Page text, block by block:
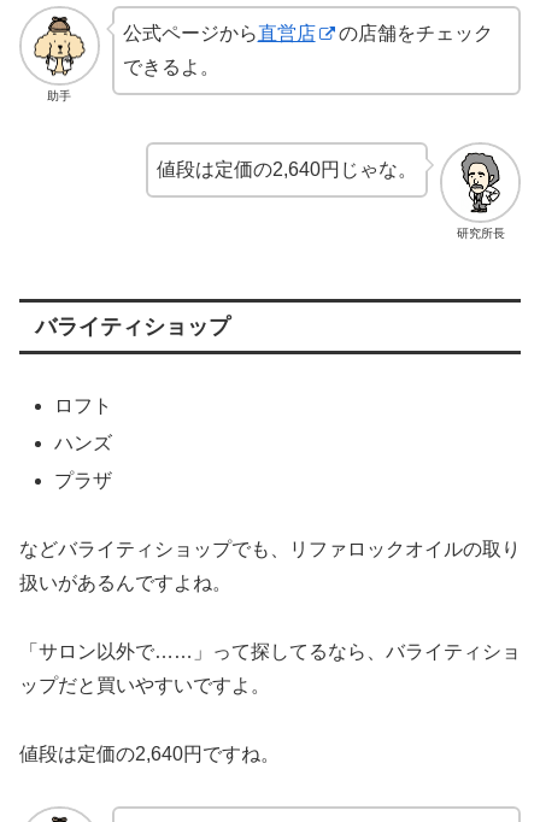
助手
公式ページから直営店
の店舗をチェック
できるよ。
研究所長
値段は定価の2,640円じゃな。
バライティショップ
ロフト
ハンズ
プラザ
などバライティショップでも、リファロックオイルの取り
扱いがあるんですよね。
「サロン以外で……」って探してるなら、バライティショ
ップだと買いやすいですよ。
値段は定価の2,640円ですね。